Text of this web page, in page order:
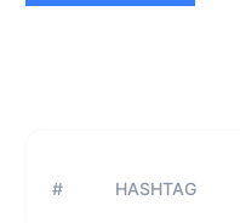
# HASHTAG